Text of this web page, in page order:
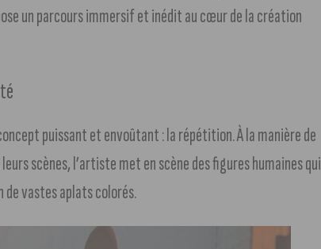
un parcours immersif et inédit au cœur de la création
puissant et envoûtant : la répétition. À la manière de
scènes, l’artiste met en scène des figures humaines qui
vastes aplats colorés.